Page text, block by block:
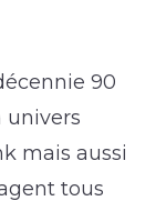
90
univers
mais aussi
tous